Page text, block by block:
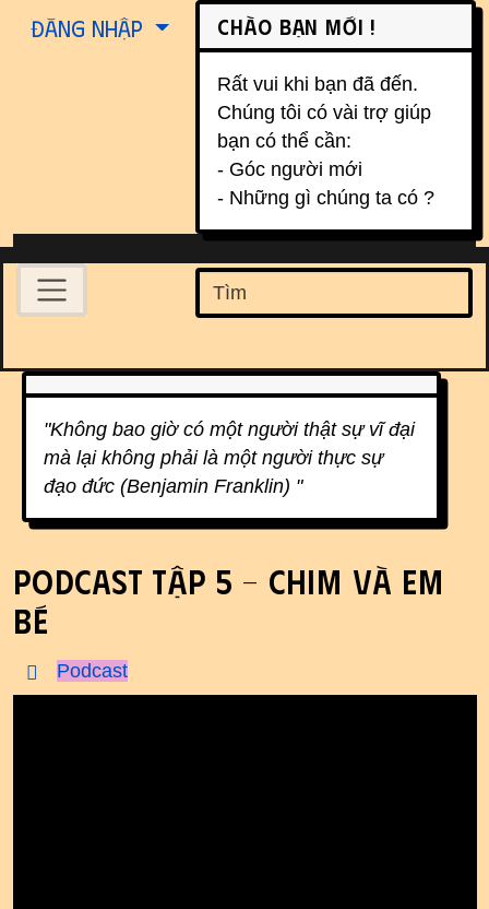
Site identity, navigation, etc.
Đăng nhập Chào bạn mới !
Rất vui khi bạn đã đến.
Chúng tôi có vài trợ giúp
bạn có thể cần:
- Góc người mới
- Những gì chúng ta có ?
Navigation and related
Related content
"Không bao giờ có một người thật sự vĩ đại
mà lại không phải là một người thực sự
đạo đức (Benjamin Franklin) "
Podcast tập 5 - chim và em
bé
Podcast